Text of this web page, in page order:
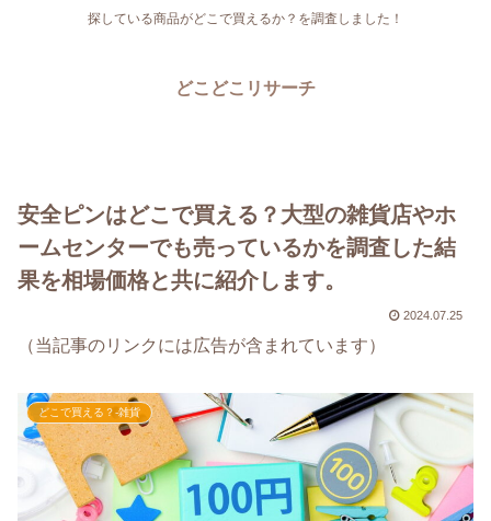
探している商品がどこで買えるか？を調査しました！
どこどこリサーチ
安全ピンはどこで買える？大型の雑貨店やホ
ームセンターでも売っているかを調査した結
果を相場価格と共に紹介します。
2024.07.25
（当記事のリンクには広告が含まれています）
どこで買える？-雑貨